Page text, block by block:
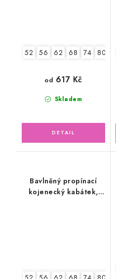
52 56 62 68 74 80
Skladem
od 617 Kč
Bavlněný propínací
kojenecký kabátek,